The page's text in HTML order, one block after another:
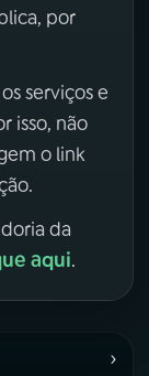
por
serviços e
isso, não
o link
da
aqui.
›